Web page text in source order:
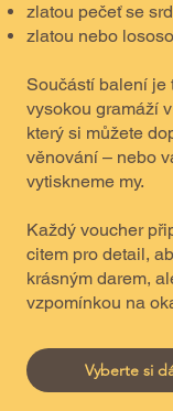
zlatou pečeť se
zlatou nebo
Součástí balení je
vysokou gramáží
který si můžete
věnování – nebo
vytiskneme my.
Každý voucher
citem pro detail,
krásným darem,
vzpomínkou na
Vyberte si